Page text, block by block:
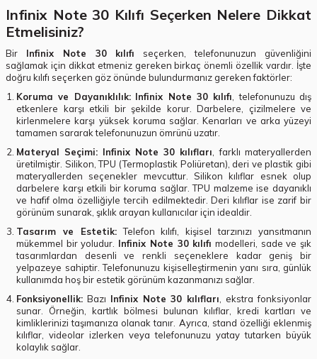
Infinix Note 30 Kılıfı Seçerken Nelere Dikkat
Etmelisiniz?
Bir Infinix Note 30 kılıfı seçerken, telefonunuzun güvenliğini
sağlamak için dikkat etmeniz gereken birkaç önemli özellik vardır. İşte
doğru kılıfı seçerken göz önünde bulundurmanız gereken faktörler:
Koruma ve Dayanıklılık: Infinix Note 30 kılıfı, telefonunuzu dış
etkenlere karşı etkili bir şekilde korur. Darbelere, çizilmelere ve
kirlenmelere karşı yüksek koruma sağlar. Kenarları ve arka yüzeyi
tamamen sararak telefonunuzun ömrünü uzatır.
Materyal Seçimi: Infinix Note 30 kılıfları, farklı materyallerden
üretilmiştir. Silikon, TPU (Termoplastik Poliüretan), deri ve plastik gibi
materyallerden seçenekler mevcuttur. Silikon kılıflar esnek olup
darbelere karşı etkili bir koruma sağlar. TPU malzeme ise dayanıklı
ve hafif olma özelliğiyle tercih edilmektedir. Deri kılıflar ise zarif bir
görünüm sunarak, şıklık arayan kullanıcılar için idealdir.
Tasarım ve Estetik:Telefon kılıfı, kişisel tarzınızı yansıtmanın
mükemmel bir yoludur. Infinix Note 30 kılıfı modelleri, sade ve şık
tasarımlardan desenli ve renkli seçeneklere kadar geniş bir
yelpazeye sahiptir. Telefonunuzu kişiselleştirmenin yanı sıra, günlük
kullanımda hoş bir estetik görünüm kazanmanızı sağlar.
Fonksiyonellik: Bazı Infinix Note 30 kılıfları, ekstra fonksiyonlar
sunar. Örneğin, kartlık bölmesi bulunan kılıflar, kredi kartları ve
kimliklerinizi taşımanıza olanak tanır. Ayrıca, stand özelliği eklenmiş
kılıflar, videolar izlerken veya telefonunuzu yatay tutarken büyük
kolaylık sağlar.